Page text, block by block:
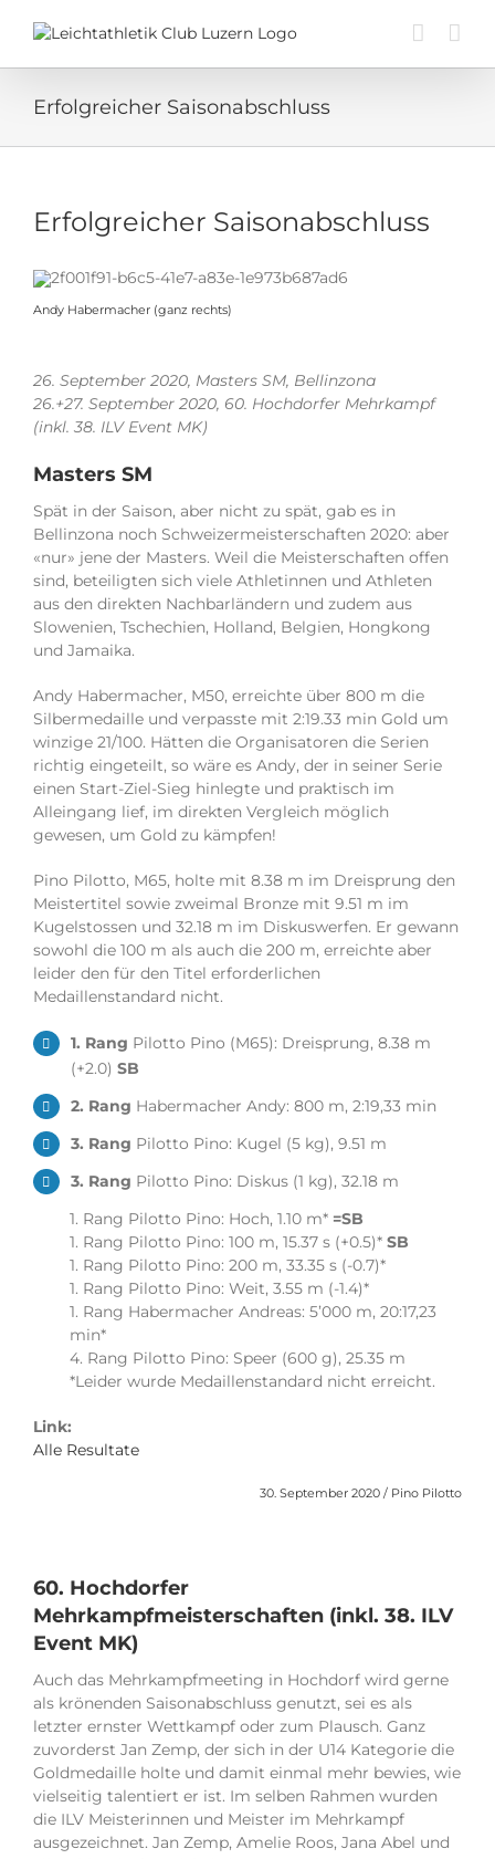
Inhalt
Erfolgreicher Saisonabschluss
Erfolgreicher Saisonabschluss
Andy Habermacher (ganz rechts)
26. September 2020, Masters SM, Bellinzona
26.+27. September 2020, 60. Hochdorfer Mehrkampf
(inkl. 38. ILV Event MK)
Masters SM
Spät in der Saison, aber nicht zu spät, gab es in
Bellinzona noch Schweizermeisterschaften 2020: aber
«nur» jene der Masters. Weil die Meisterschaften offen
sind, beteiligten sich viele Athletinnen und Athleten
aus den direkten Nachbarländern und zudem aus
Slowenien, Tschechien, Holland, Belgien, Hongkong
und Jamaika.
Andy Habermacher, M50, erreichte über 800 m die
Silbermedaille und verpasste mit 2:19.33 min Gold um
winzige 21/100. Hätten die Organisatoren die Serien
richtig eingeteilt, so wäre es Andy, der in seiner Serie
einen Start-Ziel-Sieg hinlegte und praktisch im
Alleingang lief, im direkten Vergleich möglich
gewesen, um Gold zu kämpfen!
Pino Pilotto, M65, holte mit 8.38 m im Dreisprung den
Meistertitel sowie zweimal Bronze mit 9.51 m im
Kugelstossen und 32.18 m im Diskuswerfen. Er gewann
sowohl die 100 m als auch die 200 m, erreichte aber
leider den für den Titel erforderlichen
Medaillenstandard nicht.
1. Rang Pilotto Pino (M65): Dreisprung, 8.38 m
(+2.0) SB
2. Rang Habermacher Andy: 800 m, 2:19,33 min
3. Rang Pilotto Pino: Kugel (5 kg), 9.51 m
3. Rang Pilotto Pino: Diskus (1 kg), 32.18 m
1. Rang Pilotto Pino: Hoch, 1.10 m* =SB
1. Rang Pilotto Pino: 100 m, 15.37 s (+0.5)* SB
1. Rang Pilotto Pino: 200 m, 33.35 s (-0.7)*
1. Rang Pilotto Pino: Weit, 3.55 m (-1.4)*
1. Rang Habermacher Andreas: 5’000 m, 20:17,23
min*
4. Rang Pilotto Pino: Speer (600 g), 25.35 m
*Leider wurde Medaillenstandard nicht erreicht.
Link:
Alle Resultate
30. September 2020 / Pino Pilotto
60. Hochdorfer
Mehrkampfmeisterschaften (inkl. 38. ILV
Event MK)
Auch das Mehrkampfmeeting in Hochdorf wird gerne
als krönenden Saisonabschluss genutzt, sei es als
letzter ernster Wettkampf oder zum Plausch. Ganz
zuvorderst Jan Zemp, der sich in der U14 Kategorie die
Goldmedaille holte und damit einmal mehr bewies, wie
vielseitig talentiert er ist. Im selben Rahmen wurden
die ILV Meisterinnen und Meister im Mehrkampf
ausgezeichnet. Jan Zemp, Amelie Roos, Jana Abel und